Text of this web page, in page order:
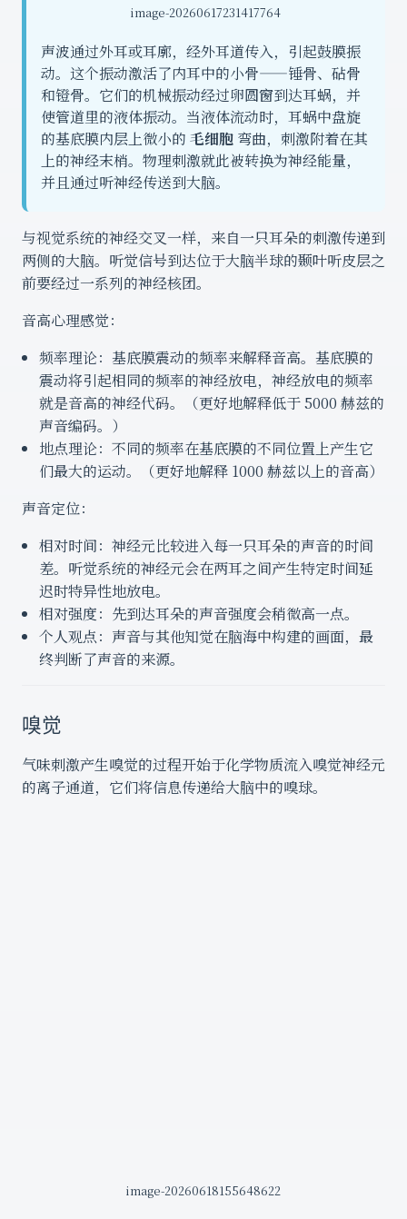
image-20260617231417764
声波通过外耳或耳廓，经外耳道传入，引起鼓膜振
动。这个振动激活了内耳中的小骨——锤骨、砧骨
和镫骨。它们的机械振动经过卵圆窗到达耳蜗，并
使管道里的液体振动。当液体流动时，耳蜗中盘旋
的基底膜内层上微小的 毛细胞弯曲，刺激附着在其
上的神经末梢。物理刺激就此被转换为神经能量，
并且通过听神经传送到大脑。
与视觉系统的神经交叉一样，来自一只耳朵的刺激传递到
两侧的大脑。听觉信号到达位于大脑半球的颞叶听皮层之
前要经过一系列的神经核团。
音高心理感觉：
频率理论：基底膜震动的频率来解释音高。基底膜的
震动将引起相同的频率的神经放电，神经放电的频率
就是音高的神经代码。（更好地解释低于 5000 赫兹的
声音编码。）
地点理论：不同的频率在基底膜的不同位置上产生它
们最大的运动。（更好地解释 1000 赫兹以上的音高）
声音定位：
相对时间：神经元比较进入每一只耳朵的声音的时间
差。听觉系统的神经元会在两耳之间产生特定时间延
迟时特异性地放电。
相对强度：先到达耳朵的声音强度会稍微高一点。
个人观点：声音与其他知觉在脑海中构建的画面，最
终判断了声音的来源。
嗅觉
气味刺激产生嗅觉的过程开始于化学物质流入嗅觉神经元
的离子通道，它们将信息传递给大脑中的嗅球。
image-20260618155648622